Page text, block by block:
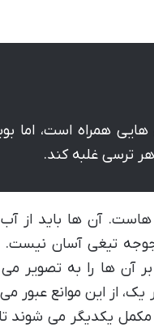
همراه است، اما
ترسی غلبه کند.
آن ها باید از آب
جوجه تیغی آسان
بر آن ها را به تصویر
از این موانع عبور
یکدیگر می شوند تا